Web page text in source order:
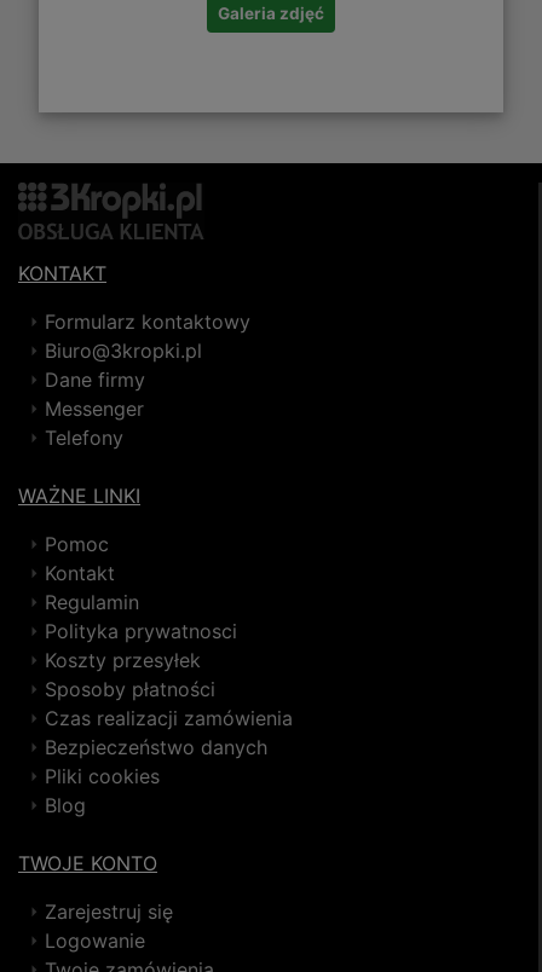
Galeria zdjęć
KONTAKT
Formularz kontaktowy
Biuro@3kropki.pl
Dane firmy
Messenger
Telefony
WAŻNE LINKI
Pomoc
Kontakt
Regulamin
Polityka prywatnosci
Koszty przesyłek
Sposoby płatności
Czas realizacji zamówienia
Bezpieczeństwo danych
Pliki cookies
Blog
TWOJE KONTO
Zarejestruj się
Logowanie